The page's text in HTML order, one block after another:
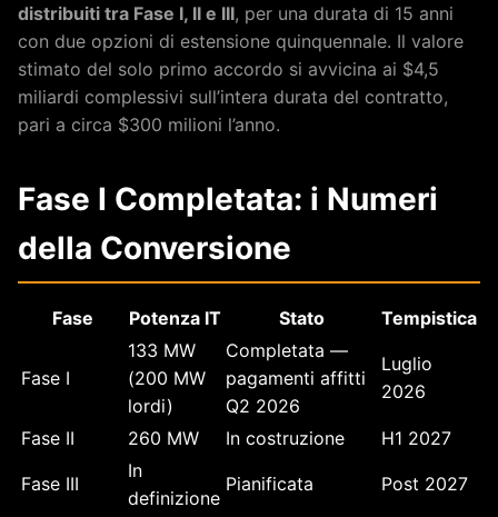
distribuiti tra Fase I, II e III, per una durata di 15 anni
con due opzioni di estensione quinquennale. Il valore
stimato del solo primo accordo si avvicina ai $4,5
miliardi complessivi sull’intera durata del contratto,
pari a circa $300 milioni l’anno.
Fase I Completata: i Numeri
della Conversione
Fase Potenza IT Stato Tempistica
Fase I
133 MW
(200 MW
lordi)
Completata —
pagamenti affitti
Q2 2026
Luglio
2026
Fase II 260 MW In costruzione H1 2027
Fase III
In
definizione
Pianificata Post 2027